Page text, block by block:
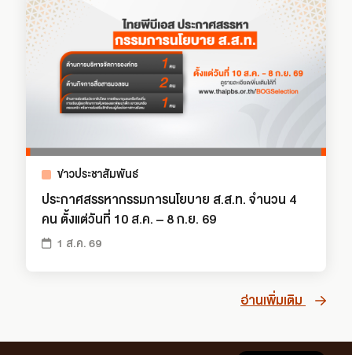
ข่าวประชาสัมพันธ์
ประกาศสรรหากรรมการนโยบาย ส.ส.ท. จำนวน 4
คน ตั้งแต่วันที่ 10 ส.ค. – 8 ก.ย. 69
1 ส.ค. 69
อ่านเพิ่มเติม